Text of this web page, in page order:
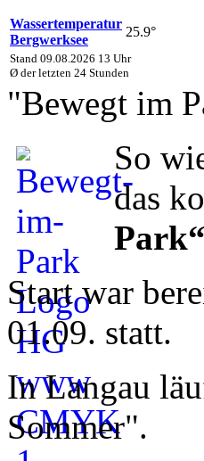
Wassertemperatur
Bergwerksee
25.9°
Stand 09.08.2026 13 Uhr
Ø der letzten 24 Stunden
"Bewegt im
So
das
Park“
Start war
01.09. statt.
In Langau
Sommer".